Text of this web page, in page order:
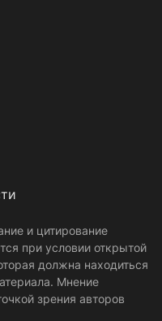
и цитирование
при условии открытой
должна находиться
Мнение
зрения авторов